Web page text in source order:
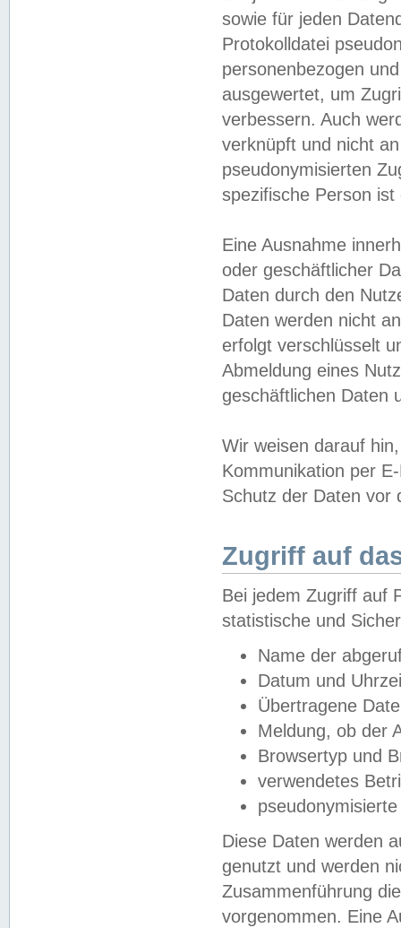
sowie für jeden
Protokolldatei
personenbezogen
ausgewertet, um
verbessern. Auch
verknüpft und nicht
pseudonymisierten
spezifische Person
Eine Ausnahme
oder geschäftlicher
Daten durch den
Daten werden nicht
erfolgt verschlüsselt
Abmeldung eines
geschäftlichen Daten
Wir weisen darauf
Kommunikation per
Schutz der Daten vor
Zugriff auf
Bei jedem Zugriff auf
statistische und
Name der
Datum und
Übertragene
Meldung, ob der
Browsertyp und
verwendetes
Diese Daten werden
genutzt und werden
Zusammenführung
vorgenommen. Eine